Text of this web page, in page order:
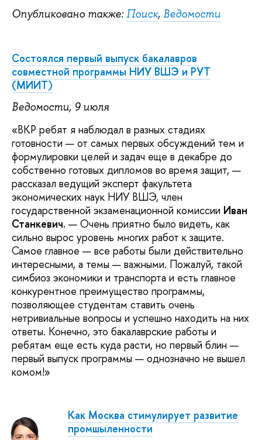
Опубликовано также: Поиск, Ведомости
Состоялся первый выпуск бакалавров
совместной программы НИУ ВШЭ и РУТ
(МИИТ)
Ведомости, 9 июля
«ВКР ребят я наблюдал в разных стадиях
готовности — от самых первых обсуждений тем и
формулировки целей и задач еще в декабре до
собственно готовых дипломов во время защит, —
рассказал ведущий эксперт факультета
экономических наук НИУ ВШЭ, член
государственной экзаменационной комиссии Иван
Станкевич. — Очень приятно было видеть, как
сильно вырос уровень многих работ к защите.
Самое главное — все работы были действительно
интересными, а темы — важными. Пожалуй, такой
симбиоз экономики и транспорта и есть главное
конкурентное преимущество программы,
позволяющее студентам ставить очень
нетривиальные вопросы и успешно находить на них
ответы. Конечно, это бакалаврские работы и
ребятам еще есть куда расти, но первый блин —
первый выпуск программы — однозначно не вышел
комом!»
Как Москва стимулирует развитие
промшыленности